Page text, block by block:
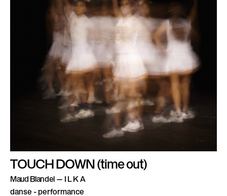
TOUCH DOWN (time out)
Maud Blandel — I L K A
danse - performance